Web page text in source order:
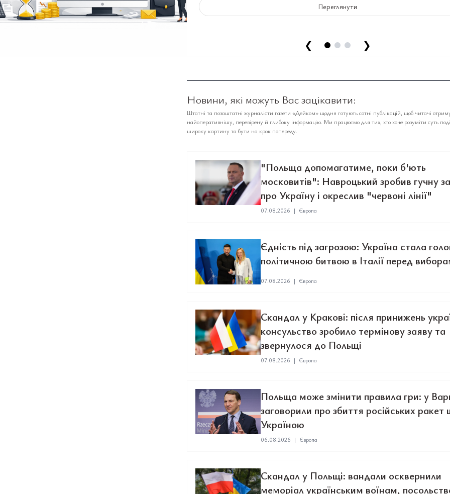
Переглянути
❮ ❯
Новини, які можуть Вас зацікавити:
Штатні та позаштатні журналісти газети «Дейком» щодня готують сотні публікацій, щоб читачі
найоперативнішу, перевірену й глибоку інформацію. Ми працюємо для тих, хто хоче розуміти суть
широку картину та бути на крок попереду.
"Польща допомагатиме, поки б'ють
московитів": Навроцький зробив гучну
про Україну і окреслив "червоні лінії"
07.08.2026 | Європа
Єдність під загрозою: Україна стала
політичною битвою в Італії перед
07.08.2026 | Європа
Скандал у Кракові: після принижень
консульство зробило термінову заяву та
звернулося до Польщі
07.08.2026 | Європа
Польща може змінити правила гри: у
заговорили про збиття російських
Україною
06.08.2026 | Європа
Скандал у Польщі: вандали осквернили
меморіал українським воїнам,